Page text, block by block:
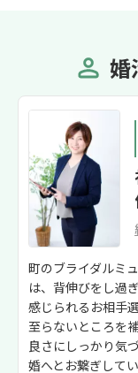
婚
町のブライダルミ
は、背伸びをし過
感じられるお相手選
至らないところを
良さにしっかり気
婚へとお繋ぎしてい